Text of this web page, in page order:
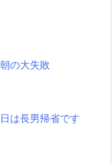
の大失敗
は長男帰省です